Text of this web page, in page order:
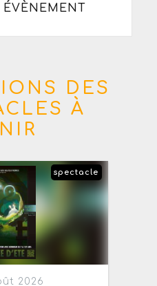
ÉVÈNEMENT
DES
À
spectacle
2026